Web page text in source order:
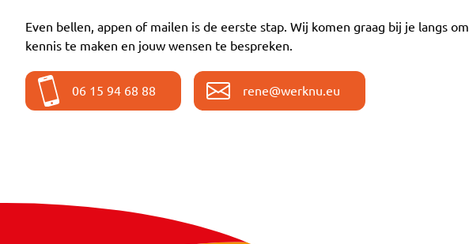
Even bellen, appen of mailen is de eerste stap. Wij komen graag bij je langs om
kennis te maken en jouw wensen te bespreken.
06 15 94 68 88 rene@werknu.eu